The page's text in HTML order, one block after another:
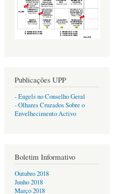
Publicações UPP
- Engels no Conselho Geral
- Olhares Cruzados Sobre o
Envelhecimento Activo
Boletim Informativo
Outubro 2018
Junho 2018
Março 2018